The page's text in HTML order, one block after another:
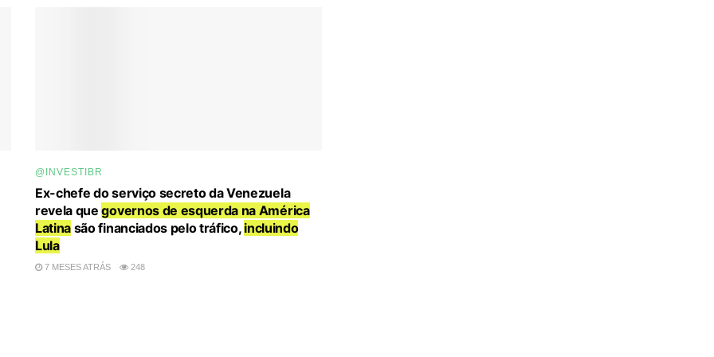
@INVESTIBR
Ex-chefe do serviço secreto da Venezuela
revela quegovernos de esquerda na América
Latina são financiados pelo tráfico, incluindo
Lula
7 MESES ATRÁS 248